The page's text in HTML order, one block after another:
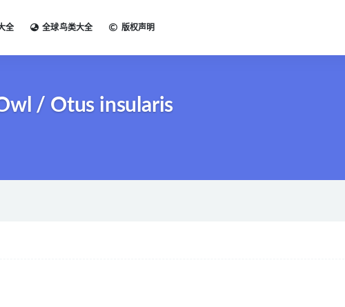
全 全球鸟类大全 版权声明
/ Otus insularis